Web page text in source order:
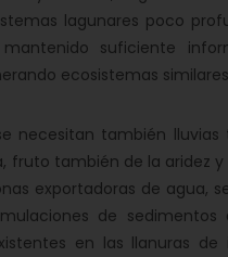
lagunares poco
mantenido suficiente
ecosistemas
también lluvias
fruto también de la aridez
exportadoras de agua,
de
en las llanuras